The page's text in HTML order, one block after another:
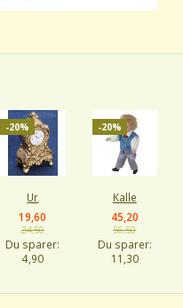
-20%
Ur
19,60
24,50
Du sparer:
4,90
-20%
Kalle
45,20
56,50
Du sparer:
11,30